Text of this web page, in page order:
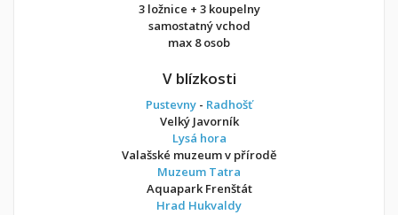
3 ložnice + 3 koupelny
samostatný vchod
max 8 osob
V blízkosti
Pustevny - Radhošť
Velký Javorník
Lysá hora
Valašské muzeum v přírodě
Muzeum Tatra
Aquapark Frenštát
Hrad Hukvaldy